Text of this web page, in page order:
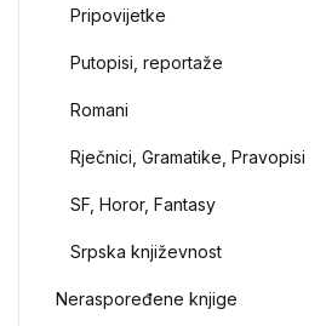
Pripovijetke
Putopisi, reportaže
Romani
Rječnici, Gramatike, Pravopisi
SF, Horor, Fantasy
Srpska književnost
Neraspoređene knjige